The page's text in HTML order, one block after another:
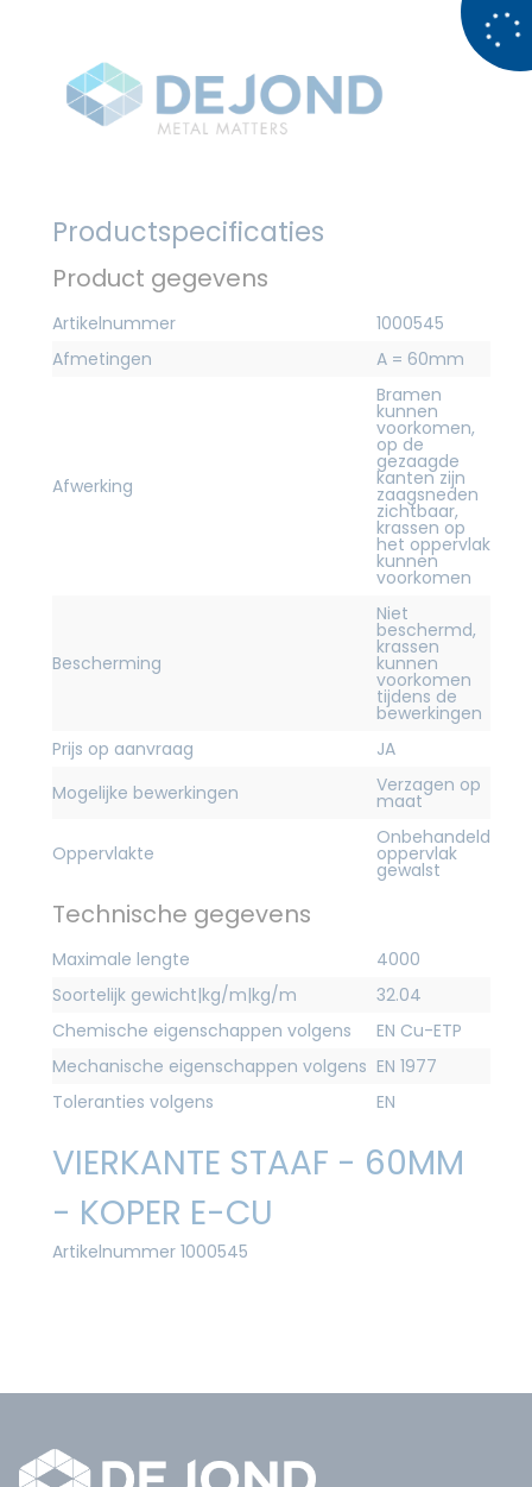
Productspecificaties
Product gegevens
Artikelnummer
1000545
Afmetingen
A = 60mm
Afwerking
Bramen
kunnen
voorkomen,
op de
gezaagde
kanten zijn
zaagsneden
zichtbaar,
krassen op
het oppervlak
kunnen
voorkomen
Bescherming
Niet
beschermd,
krassen
kunnen
voorkomen
tijdens de
bewerkingen
Prijs op aanvraag
JA
Mogelijke bewerkingen
Verzagen op
maat
Oppervlakte
Onbehandeld
oppervlak
gewalst
Technische gegevens
Maximale lengte
4000
Soortelijk gewicht|kg/m|kg/m
32.04
Chemische eigenschappen volgens
EN Cu-ETP
Mechanische eigenschappen volgens EN 1977
Toleranties volgens
EN
VIERKANTE STAAF - 60MM
- KOPER E-CU
Artikelnummer 1000545